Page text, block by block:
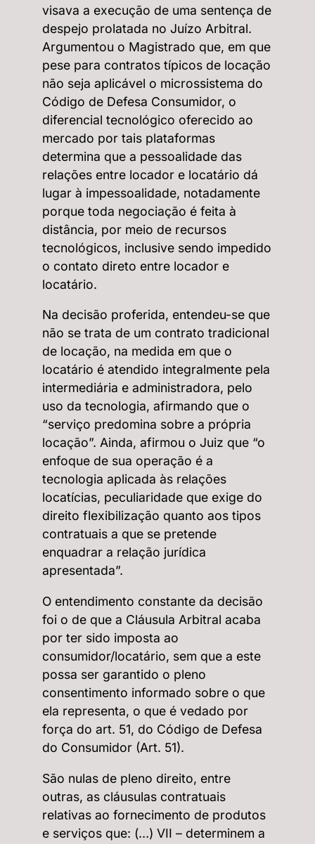
visava a execução de uma sentença de
despejo prolatada no Juízo Arbitral.
Argumentou o Magistrado que, em que
pese para contratos típicos de locação
não seja aplicável o microssistema do
Código de Defesa Consumidor, o
diferencial tecnológico oferecido ao
mercado por tais plataformas
determina que a pessoalidade das
relações entre locador e locatário dá
lugar à impessoalidade, notadamente
porque toda negociação é feita à
distância, por meio de recursos
tecnológicos, inclusive sendo impedido
o contato direto entre locador e
locatário.
Na decisão proferida, entendeu-se que
não se trata de um contrato tradicional
de locação, na medida em que o
locatário é atendido integralmente pela
intermediária e administradora, pelo
uso da tecnologia, afirmando que o
“serviço predomina sobre a própria
locação”. Ainda, afirmou o Juiz que “o
enfoque de sua operação é a
tecnologia aplicada às relações
locatícias, peculiaridade que exige do
direito flexibilização quanto aos tipos
contratuais a que se pretende
enquadrar a relação jurídica
apresentada”.
O entendimento constante da decisão
foi o de que a Cláusula Arbitral acaba
por ter sido imposta ao
consumidor/locatário, sem que a este
possa ser garantido o pleno
consentimento informado sobre o que
ela representa, o que é vedado por
força do art. 51, do Código de Defesa
do Consumidor (Art. 51).
São nulas de pleno direito, entre
outras, as cláusulas contratuais
relativas ao fornecimento de produtos
e serviços que: (…) VII – determinem a